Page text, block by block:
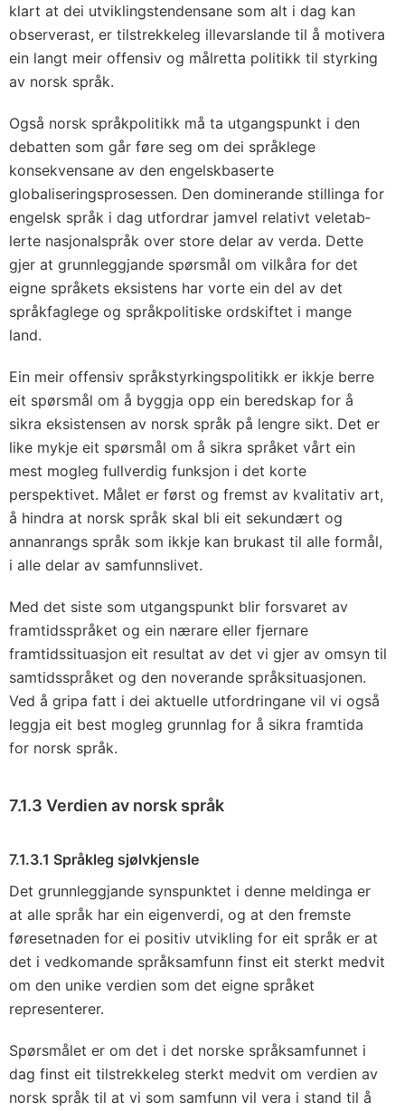
klart at dei utviklingstendensane som alt i dag kan
observerast, er tilstrekkeleg illevarslande til å motivera
ein langt meir offensiv og målretta politikk til styrking
av norsk språk.
Også norsk språkpolitikk må ta utgangspunkt i den
debatten som går føre seg om dei språklege
konsekvensane av den engelskbaserte
globaliseringsprosessen. Den dominerande stillinga for
engelsk språk i dag utfordrar jamvel relativt veletab­
lerte nasjonalspråk over store delar av verda. Dette
gjer at grunnleggjande spørsmål om vilkåra for det
eigne språkets eksistens har vorte ein del av det
språkfaglege og språkpolitiske ordskiftet i mange
land.
Ein meir offensiv språkstyrkingspolitikk er ikkje berre
eit spørsmål om å byggja opp ein beredskap for å
sikra eksistensen av norsk språk på leng­re sikt. Det er
like mykje eit spørsmål om å sikra språket vårt ein
mest mogleg fullverdig funksjon i det korte
perspektivet. Målet er først og fremst av kvalitativ art,
å hindra at norsk språk skal bli eit sekundært og
annanrangs språk som ikkje kan brukast til alle formål,
i alle delar av samfunnslivet.
Med det siste som utgangspunkt blir forsvaret av
framtidsspråket og ein nærare eller fjernare
framtidssituasjon eit resultat av det vi gjer av omsyn til
samtidsspråket og den noverande språksituasjonen.
Ved å gripa fatt i dei aktuelle utfordringane vil vi også
leggja eit best mogleg grunnlag for å sikra framtida
for norsk språk.
7.1.3 Verdien av norsk språk
7.1.3.1 Språkleg sjølvkjensle
Det grunnleggjande synspunktet i denne meldinga er
at alle språk har ein eigenverdi, og at den fremste
føresetnaden for ei positiv utvikling for eit språk er at
det i vedkomande språksamfunn finst eit sterkt medvit
om den unike verdien som det eigne språket
representerer.
Spørsmålet er om det i det norske språksamfunnet i
dag finst eit tilstrekkeleg sterkt medvit om verdien av
norsk språk til at vi som samfunn vil vera i stand til å